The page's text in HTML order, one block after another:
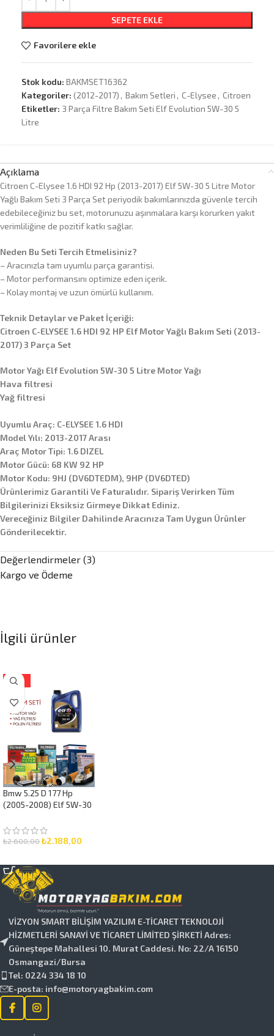
SEPETE EKLE
Favorilere ekle
Stok kodu: BAKMSET16362
Kategoriler: (2012-2017) , Bakım Setleri , C-Elysee , Citroen
Etiketler: 3 Parça Filtre Bakım Seti Elf Evolution 5W-30 5
Litre
Açıklama
Citroen C-Elysee 1.6 HDI 92 Hp (2013-2017) Elf 5W-30 5 Litre Motor
Yağlı Bakım Seti 3 Parça Set periyodik bakımlarınızda güvenle tercih
edebileceğiniz bu set, motorunuzu aşınmalara karşı korurken yakıt
verimliliğine de pozitif katkı sağlar.
Neden Bu Seti Tercih Etmelisiniz?
– Aracınızla tam uyumlu parça garantisi.
– Motor performansını optimize eden içerik.
– Kolay montaj ve uzun ömürlü kullanım.
Teknik Detaylar ve Paket İçeriği:
Citroen C-ELYSEE 1.6 HDI 92 HP Elf Motor Yağlı Bakım Seti (2013-
2017) 3 Parça Set
Motor Yağı Elf Evolution 5W-30 5 Litre Motor Yağı
Hava filtresi
Yağ filtresi
Uyumlu Araç: C-ELYSEE 1.6 HDI
Model Yılı: 2013-2017 Arası
Araç Motor Tipi: 1.6 DIZEL
Motor Gücü: 68 KW 92 HP
Motor Kodu: 9HJ (DV6DTEDM), 9HP (DV6DTED)
Ürünlerimiz Garantili Ve Faturalıdır. Sipariş Verirken Tüm
Bilgilerinizi Eksiksiz Girmeye Dikkat Ediniz.
Vereceğiniz Bilgiler Dahilinde Aracınıza Tam Uygun Ürünler
Gönderilecektir.
Değerlendirmeler (3)
Kargo ve Ödeme
İlgili ürünler
-16%
Bmw 5.25 D 177 Hp
(2005-2008) Elf 5W-30
Bakım Seti 3 Parça Set
₺2.600,00₺2.188,00
VİZYON SMART BİLİŞİM YAZILIM E-TİCARET TEKNOLOJİ
HİZMETLERİ SANAYİ VE TİCARET LİMİTED ŞİRKETİ Adres:
Güneştepe Mahallesi 10. Murat Caddesi. No: 22/A 16150
Osmangazi/Bursa
Tel: 0224 334 18 10
E-posta: info@motoryagbakim.com